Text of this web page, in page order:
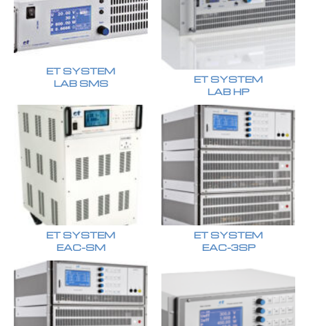
ET SYSTEM
LAB SMS
ET SYSTEM
LAB HP
ET SYSTEM
EAC-SM
ET SYSTEM
EAC-3SP